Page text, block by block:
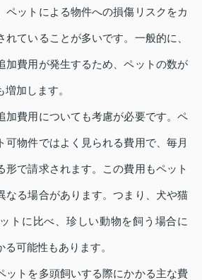
ペットによる物件への損傷リスクをカ
ていることが多いです。一般的に、
加費用が発生するため、ペットの数が
加します。
加費用についても考慮が必要です。ペ
可物件ではよく見られる費用で、毎月
形で請求されます。この費用もペット
なる場合があります。つまり、犬や猫
トに比べ、珍しい動物を飼う場合に
可能性もあります。
ットを多頭飼いする際にかかる主な費